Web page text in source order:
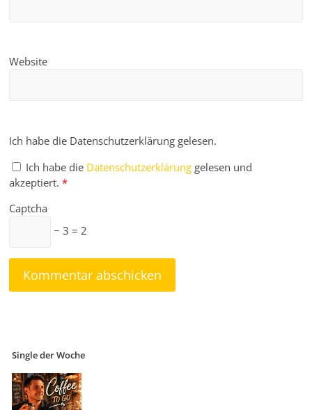
Website
Ich habe die Datenschutzerklärung gelesen.
Ich habe die Datenschutzerklärung gelesen und
akzeptiert. *
Captcha
− 3 = 2
Single der Woche